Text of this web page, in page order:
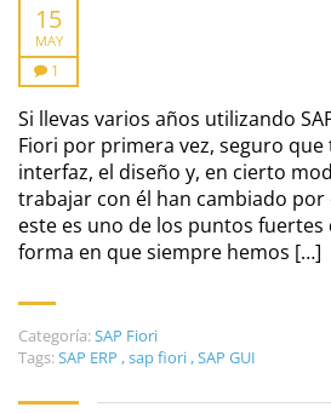
15
MAY
1
Si llevas varios años utilizando
Fiori por primera vez, seguro que
interfaz, el diseño y, en cierto
trabajar con él han cambiado por
este es uno de los puntos fuertes
forma en que siempre hemos […]
Categoría:SAP Fiori
Tags:SAP ERP ,sap fiori ,SAP GUI